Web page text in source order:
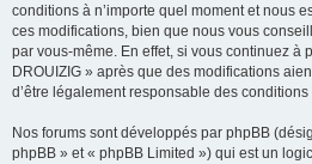
conditions à n’importe quel moment et nous
ces modifications, bien que nous vous
par vous-même. En effet, si vous continuez à
DROUIZIG » après que des modifications
d’être légalement responsable des
Nos forums sont développés par phpBB
phpBB » et « phpBB Limited ») qui est un